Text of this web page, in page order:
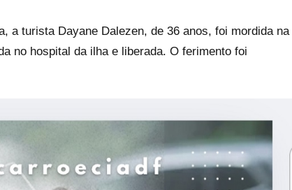
a turista Dayane Dalezen, de 36 anos, foi mordida na
no hospital da ilha e liberada. O ferimento foi